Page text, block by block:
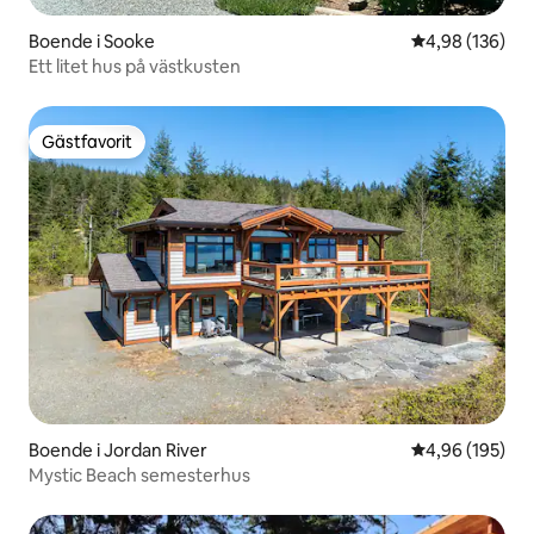
Boende i Sooke 4,98 av 5 i
4,98 (136)
Ett litet hus på västkusten
Gästfavorit
Gästfavorit
Boende i Jordan River 4,96 av 5 i
4,96 (195)
Mystic Beach semesterhus